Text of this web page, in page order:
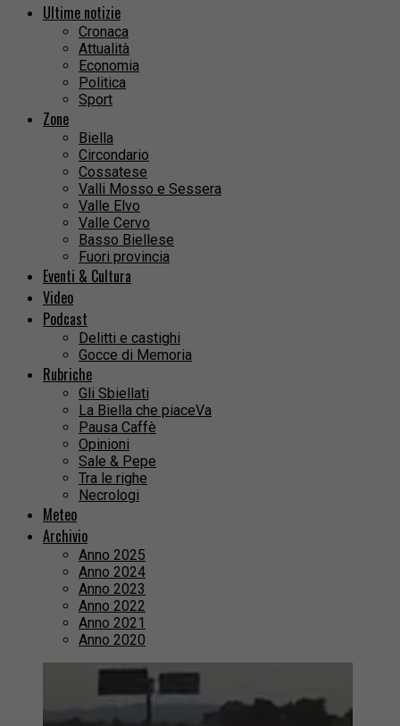
Ultime notizie
Cronaca
Attualità
Economia
Politica
Sport
Zone
Biella
Circondario
Cossatese
Valli Mosso e Sessera
Valle Elvo
Valle Cervo
Basso Biellese
Fuori provincia
Eventi & Cultura
Video
Podcast
Delitti e castighi
Gocce di Memoria
Rubriche
Gli Sbiellati
La Biella che piaceVa
Pausa Caffè
Opinioni
Sale & Pepe
Tra le righe
Necrologi
Meteo
Archivio
Anno 2025
Anno 2024
Anno 2023
Anno 2022
Anno 2021
Anno 2020